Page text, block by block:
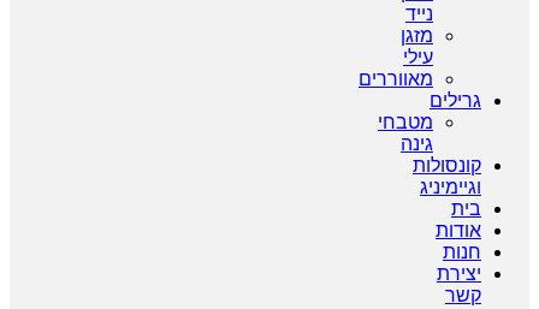
נייד
מזגן
עילי
מאווררים
גרילים
מטבחי
גינה
קונסולות
וגיימיניג
בית
אודות
חנות
יצירת
קשר